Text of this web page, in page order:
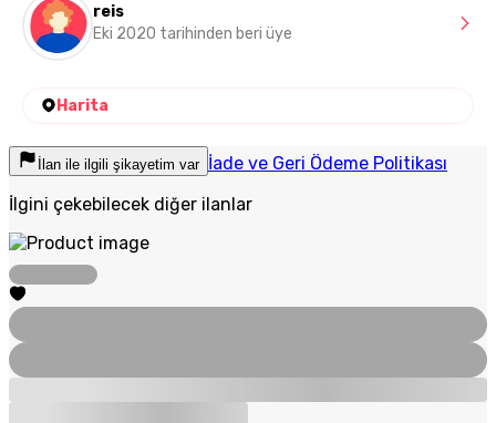
reis
Eki 2020 tarihinden beri üye
Harita
İlan ile ilgili şikayetim var İade ve Geri Ödeme Politikası
İlgini çekebilecek diğer ilanlar